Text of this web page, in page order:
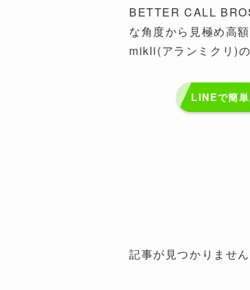
BETTER CALL
な角度から見極め高
mikli(アランミクリ)
LINEで簡単
記事が見つかりません